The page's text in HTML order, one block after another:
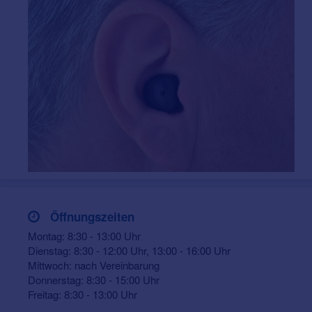
Öffnungszeiten
Montag: 8:30 - 13:00 Uhr
Dienstag: 8:30 - 12:00 Uhr, 13:00 - 16:00 Uhr
Mittwoch: nach Vereinbarung
Donnerstag: 8:30 - 15:00 Uhr
Freitag: 8:30 - 13:00 Uhr